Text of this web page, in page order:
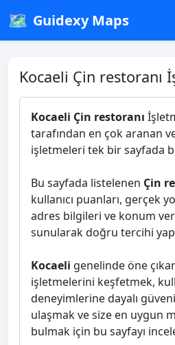
🗺️ Guidexy Maps
Kocaeli Çin restoranı
Kocaeli Çin restoranı
tarafından en çok aranan
işletmeleri tek bir sayfada
Bu sayfada listelenen Çin
kullanıcı puanları, gerçek
adres bilgileri ve konum
sunularak doğru tercihi
Kocaeli genelinde öne
işletmelerini keşfetmek,
deneyimlerine dayalı
ulaşmak ve size en uygun
bulmak için bu sayfayı